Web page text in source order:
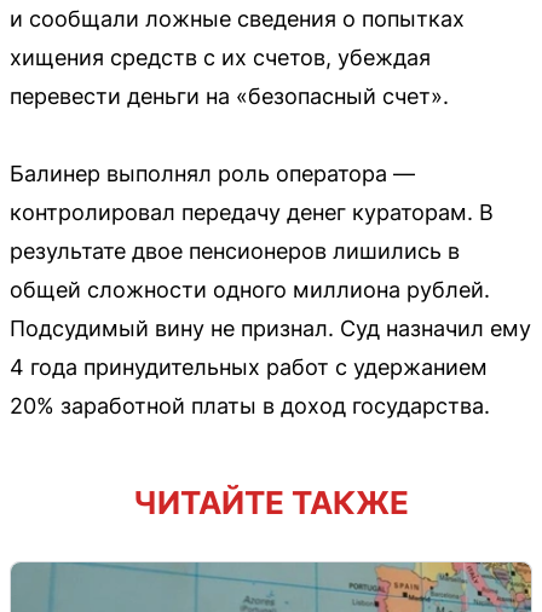
и сообщали ложные сведения о попытках
хищения средств с их счетов, убеждая
перевести деньги на «безопасный счет».
Балинер выполнял роль оператора —
контролировал передачу денег кураторам. В
результате двое пенсионеров лишились в
общей сложности одного миллиона рублей.
Подсудимый вину не признал. Суд назначил ему
4 года принудительных работ с удержанием
20% заработной платы в доход государства.
ЧИТАЙТЕ ТАКЖЕ